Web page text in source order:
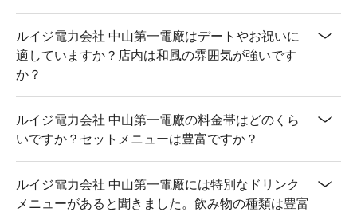
ルイジ電力会社 中山第一電廠はデートやお祝いに
適していますか？店内は和風の雰囲気が強いです
か？
ルイジ電力会社 中山第一電廠の料金帯はどのくら
いですか？セットメニューは豊富ですか？
ルイジ電力会社 中山第一電廠には特別なドリンク
メニューがあると聞きました。飲み物の種類は豊富